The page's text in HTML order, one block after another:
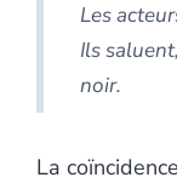
Les
Ils
noir.
La